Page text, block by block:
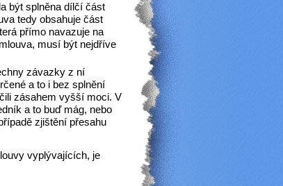
být splněna dílčí část
tedy obsahuje část
přímo navazuje na
musí být nejdříve
závazky z ní
a to i bez splnění
zásahem vyšší moci. V
a to buď mág, nebo
zjištění přesahu
vyplývajících, je